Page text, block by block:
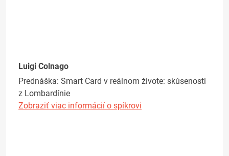
Luigi Colnago
Prednáška: Smart Card v reálnom živote: skúsenosti
z Lombardínie
Zobraziť viac informácií o spíkrovi